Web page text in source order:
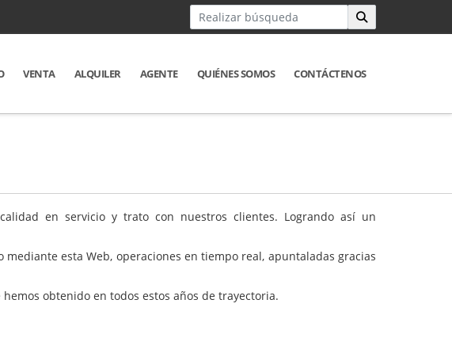
VENTA ALQUILER AGENTE QUIÉNES SOMOS CONTÁCTENOS
en servicio y trato con nuestros clientes. Logrando así un
esta Web, operaciones en tiempo real, apuntaladas gracias
obtenido en todos estos años de trayectoria.